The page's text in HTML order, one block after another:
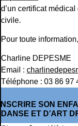
d’un certificat
civile.
Pour toute
Charline DEPESME
Email :
Téléphone : 03 86 97
SON
DANSE ET D’ART